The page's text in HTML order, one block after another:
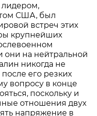
лидером,
США, был
встреч этих
крупнейших
они на нейтральной
никогда не
после его резких
вопросу в конце
поскольку и
отношения двух
напряжение в